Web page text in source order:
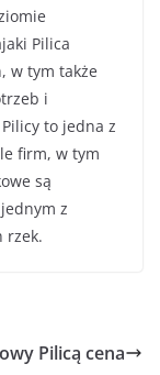
Pilica
w tym także
i
to jedna z
firm, w tym
są
z
rzek.
Pilicą cena